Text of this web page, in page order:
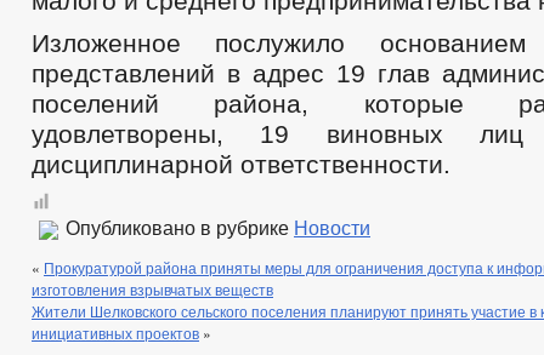
Изложенное послужило
представлений в адрес 19 глав
поселений района, которые
удовлетворены, 19 виновных лиц
дисциплинарной ответственности.
Опубликовано в рубрике Новости
« Прокуратурой района приняты меры для ограничения доступа к
изготовления взрывчатых веществ
Жители Шелковского сельского поселения планируют принять участие в
инициативных проектов »